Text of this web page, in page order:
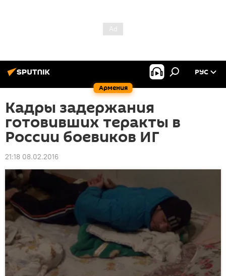
Армения
РУС
Кадры задержания
готовивших теракты в
России боевиков ИГ
21:18 08.02.2016